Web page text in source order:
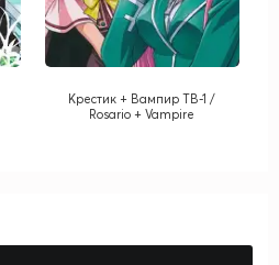
Крестик + Вампир ТВ-1 /
Rosario + Vampire